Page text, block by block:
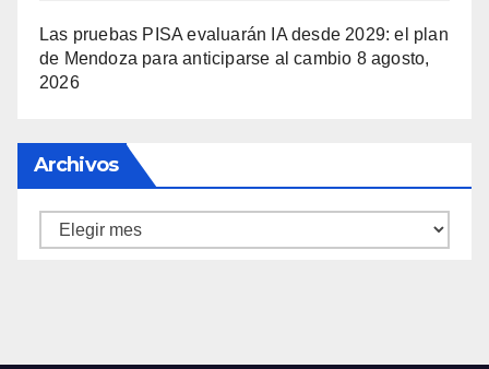
Las pruebas PISA evaluarán IA desde 2029: el plan
de Mendoza para anticiparse al cambio 8 agosto,
2026
Archivos
Archivos